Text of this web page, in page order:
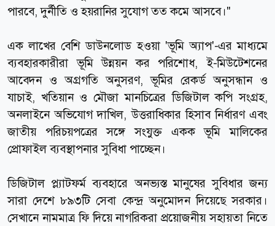
পারবে, দুর্নীতি ও হয়রানির সুযোগ তত কমে আসবে।"
এক লাখের বেশি ডাউনলোড হওয়া 'ভূমি অ্যাপ'-এর মাধ্যমে
ব্যবহারকারীরা ভূমি উন্নয়ন কর পরিশোধ, ই-মিউটেশনের
আবেদন ও অগ্রগতি অনুসরণ, ভূমির রেকর্ড অনুসন্ধান ও
যাচাই, খতিয়ান ও মৌজা মানচিত্রের ডিজিটাল কপি সংগ্রহ,
অনলাইনে অভিযোগ দাখিল, উত্তরাধিকার হিসাব নির্ধারণ এবং
জাতীয় পরিচয়পত্রের সঙ্গে সংযুক্ত একক ভূমি মালিকের
প্রোফাইল ব্যবস্থাপনার সুবিধা পাচ্ছেন।
ডিজিটাল প্ল্যাটফর্ম ব্যবহারে অনভ্যস্ত মানুষের সুবিধার জন্য
সারা দেশে ৮৯৩টি সেবা কেন্দ্র অনুমোদন দিয়েছে সরকার।
সেখানে নামমাত্র ফি দিয়ে নাগরিকরা প্রয়োজনীয় সহায়তা নিতে